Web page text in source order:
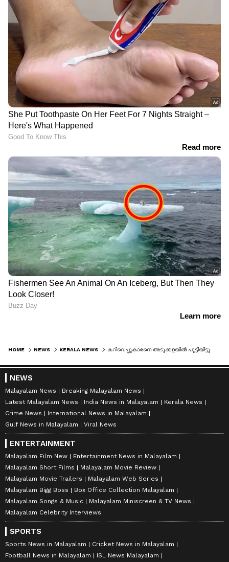
HOME NEWS KERALA NEWS
NEWS
Malayalam News
Breaking Malayalam News
Latest Malayalam News
India News in Malayalam
Kerala News
Crime News
International News in Malayalam
Gulf News in Malayalam
Viral News
ENTERTAINMENT
Malayalam Film New
Entertainment News in Malayalam
Malayalam Short Films
Malayalam Movie Review
Malayalam Movie Trailers
Malayalam Web Series
Malayalam Bigg Boss
Box Office Collection Malayalam
Malayalam Songs & Music
Malayalam Miniscreen & TV News
Malayalam Celebrity Interviews
SPORTS
Sports News in Malayalam
Cricket News in Malayalam
Football News in Malayalam
ISL News Malayalam